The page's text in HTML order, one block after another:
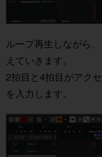
ループ再生しながら
えていきます。
2拍目と4拍目がアク
を入力します。